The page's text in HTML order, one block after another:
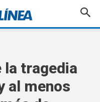
la tragedia
al menos